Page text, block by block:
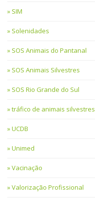
SIM
Solenidades
SOS Animais do Pantanal
SOS Animais Silvestres
SOS Rio Grande do Sul
tráfico de animais silvestres
UCDB
Unimed
Vacinação
Valorização Profissional